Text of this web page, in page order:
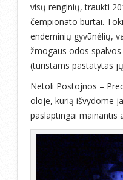
visų renginių, traukti
čempionato burtai.
endeminių gyvūnėlių,
žmogaus odos
(turistams pastatytas
Netoli Postojnos –
oloje, kurią išvydome
paslaptingai mainantis